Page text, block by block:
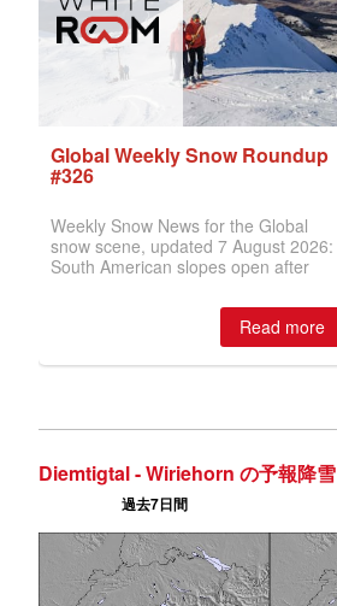
Diemtigtal - Wiriehorn の予報降雪
過去7日間